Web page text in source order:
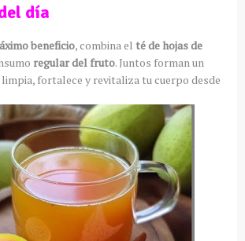
día
beneficio, combina el té de hojas de
regular del fruto. Juntos forman un
fortalece y revitaliza tu cuerpo desde